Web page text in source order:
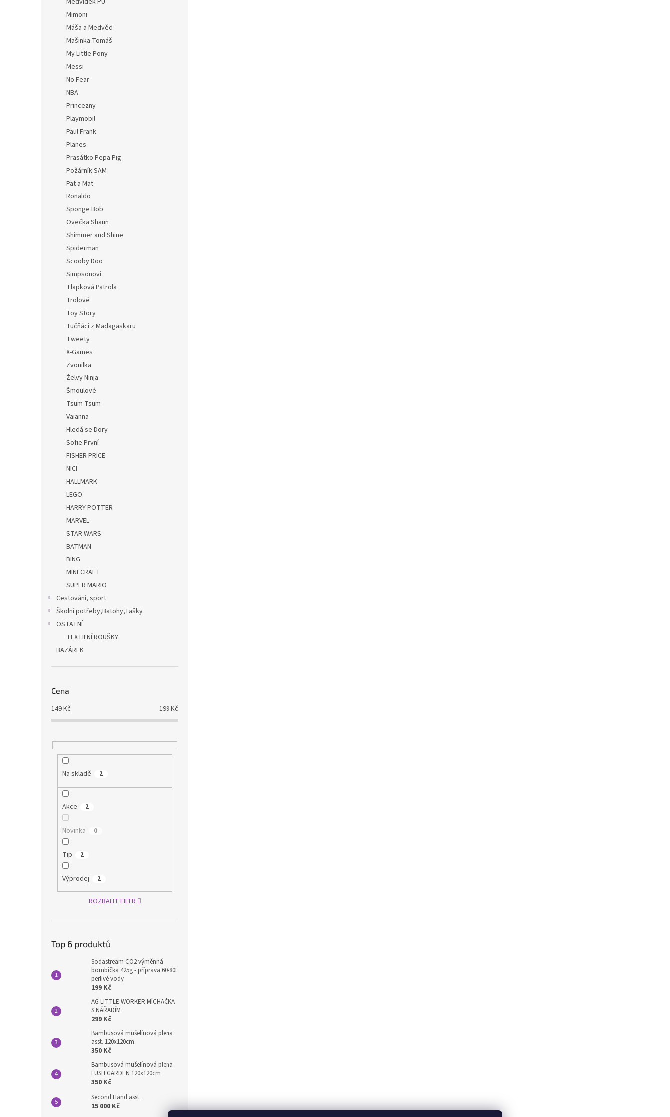
Medvídek PÚ
Mimoni
Máša a Medvěd
Mašinka Tomáš
My Little Pony
Messi
No Fear
NBA
Princezny
Playmobil
Paul Frank
Planes
Prasátko Pepa Pig
Požárník SAM
Pat a Mat
Ronaldo
Sponge Bob
Ovečka Shaun
Shimmer and Shine
Spiderman
Scooby Doo
Simpsonovi
Tlapková Patrola
Trolové
Toy Story
Tučňáci z Madagaskaru
Tweety
X-Games
Zvonilka
Želvy Ninja
Šmoulové
Tsum-Tsum
Vaianna
Hledá se Dory
Sofie První
FISHER PRICE
NICI
HALLMARK
LEGO
HARRY POTTER
MARVEL
STAR WARS
BATMAN
BING
MINECRAFT
SUPER MARIO
Cestování, sport
Školní potřeby,Batohy,Tašky
OSTATNÍ
TEXTILNÍ ROUŠKY
BAZÁREK
Cena
149Kč 199Kč
Na skladě 2
Akce 2
Novinka 0
Tip 2
Výprodej 2
ROZBALIT FILTR
Top 6 produktů
Sodastream CO2 výměnná
bombička 425g - příprava 60-80L
perlivé vody
199 Kč
AG LITTLE WORKER MÍCHAČKA
S NÁŘADÍM
299 Kč
Bambusová mušelínová plena
asst. 120x120cm
350 Kč
Bambusová mušelínová plena
LUSH GARDEN 120x120cm
350 Kč
Second Hand asst.
15 000 Kč